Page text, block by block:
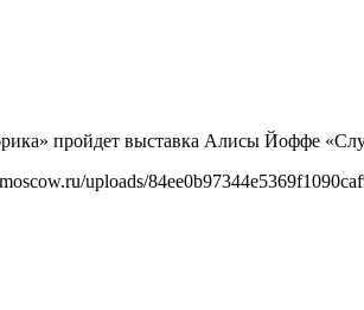
пройдет выставка Алисы Йоффе
uploads/